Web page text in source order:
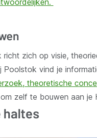
richt zich op visie,
Poolstok vind je
the­o­re­ti­sche
(opent
om zelf te bouwen aan je
haltes